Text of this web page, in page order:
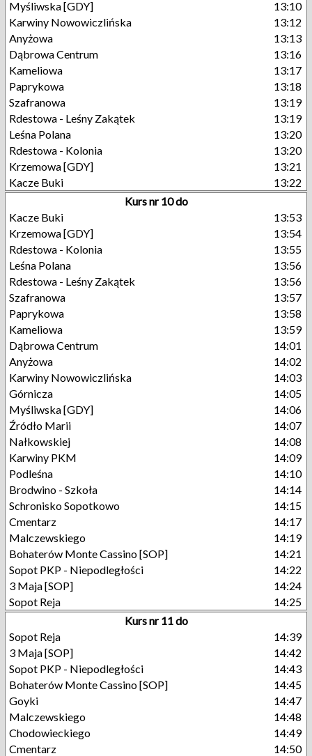
Myśliwska [GDY]
13:10
Karwiny Nowowiczlińska
13:12
Anyżowa
13:13
Dąbrowa Centrum
13:16
Kameliowa
13:17
Paprykowa
13:18
Szafranowa
13:19
Rdestowa - Leśny Zakątek
13:19
Leśna Polana
13:20
Rdestowa - Kolonia
13:20
Krzemowa [GDY]
13:21
Kacze Buki
13:22
Kurs nr 10 do
Kacze Buki
13:53
Krzemowa [GDY]
13:54
Rdestowa - Kolonia
13:55
Leśna Polana
13:56
Rdestowa - Leśny Zakątek
13:56
Szafranowa
13:57
Paprykowa
13:58
Kameliowa
13:59
Dąbrowa Centrum
14:01
Anyżowa
14:02
Karwiny Nowowiczlińska
14:03
Górnicza
14:05
Myśliwska [GDY]
14:06
Źródło Marii
14:07
Nałkowskiej
14:08
Karwiny PKM
14:09
Podleśna
14:10
Brodwino - Szkoła
14:14
Schronisko Sopotkowo
14:15
Cmentarz
14:17
Malczewskiego
14:19
Bohaterów Monte Cassino [SOP]
14:21
Sopot PKP - Niepodległości
14:22
3 Maja [SOP]
14:24
Sopot Reja
14:25
Kurs nr 11 do
Sopot Reja
14:39
3 Maja [SOP]
14:42
Sopot PKP - Niepodległości
14:43
Bohaterów Monte Cassino [SOP]
14:45
Goyki
14:47
Malczewskiego
14:48
Chodowieckiego
14:49
Cmentarz
14:50